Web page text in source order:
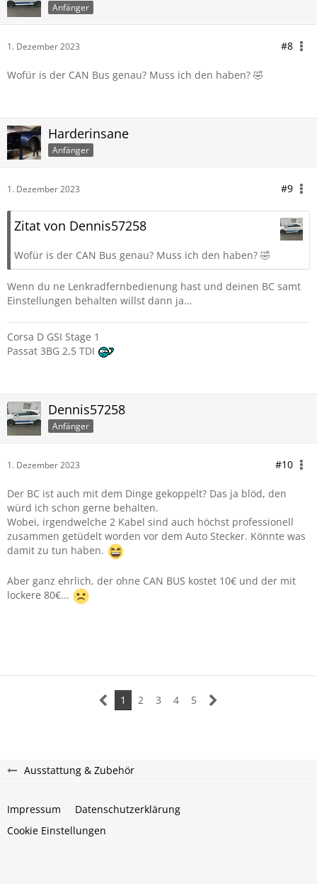
Anfänger
1. Dezember 2023 #8
Wofür is der CAN Bus genau? Muss ich den haben? 🤣
Harderinsane
Anfänger
1. Dezember 2023 #9
Zitat von Dennis57258
Wofür is der CAN Bus genau? Muss ich den haben? 🤣
Wenn du ne Lenkradfernbedienung hast und deinen BC samt
Einstellungen behalten willst dann ja...
Corsa D GSI Stage 1
Passat 3BG 2,5 TDI
Dennis57258
Anfänger
1. Dezember 2023 #10
Der BC ist auch mit dem Dinge gekoppelt? Das ja blöd, den
würd ich schon gerne behalten.
Wobei, irgendwelche 2 Kabel sind auch höchst professionell
zusammen getüdelt worden vor dem Auto Stecker. Könnte was
damit zu tun haben.
Aber ganz ehrlich, der ohne CAN BUS kostet 10€ und der mit
lockere 80€...
1 2 3 4 5
Ausstattung & Zubehör
Impressum
Datenschutzerklärung
Cookie Einstellungen